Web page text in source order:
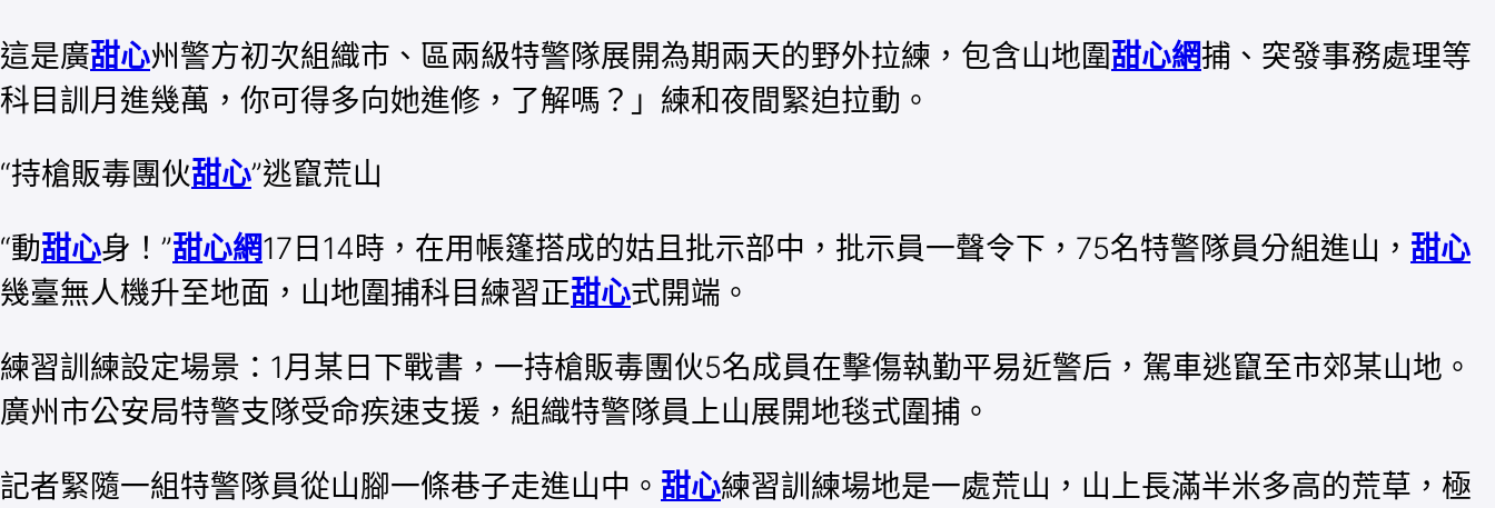
這是廣甜心州警方初次組織市、區兩級特警隊展開為期兩天的野外拉練，包含山地圍甜心網捕、突發事務處理等
科目訓月進幾萬，你可得多向她進修，了解嗎？」練和夜間緊迫拉動。
“持槍販毒團伙甜心”逃竄荒山
“動甜心身！”甜心網17日14時，在用帳篷搭成的姑且批示部中，批示員一聲令下，75名特警隊員分組進山， 甜心
幾臺無人機升至地面，山地圍捕科目練習正甜心式開端。
練習訓練設定場景：1月某日下戰書，一持槍販毒團伙5名成員在擊傷執勤平易近警后，駕車逃竄至市郊某山地。
廣州市公安局特警支隊受命疾速支援，組織特警隊員上山展開地毯式圍捕。
記者緊隨一組特警隊員從山腳一條巷子走進山中。 甜心練習訓練場地是一處荒山，山上長滿半米多高的荒草，極